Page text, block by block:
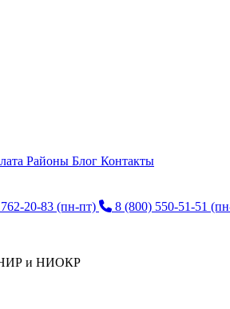
Районы Блог Контакты
20-83 (пн-пт) 8 (800) 550-51-51
и НИОКР